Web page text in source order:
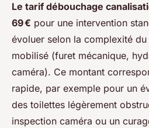
Le tarif débouchage
69 € pour une intervention
évoluer selon la complexité du
mobilisé (furet mécanique,
caméra). Ce montant
rapide, par exemple pour un
des toilettes légèrement
inspection caméra ou un